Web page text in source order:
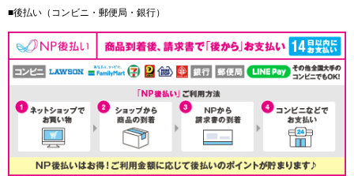
■後払い（コンビニ・郵便局・銀行）